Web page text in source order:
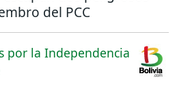
del PCC